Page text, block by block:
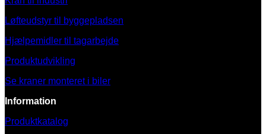
Løfteudstyr til byggepladsen
Hjælpemidler til tagarbejde
Produktudvikling
Se kraner monteret i biler
Information
Produktkatalog